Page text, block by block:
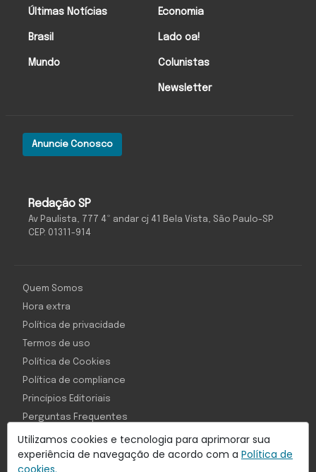
Utilizamos cookies e tecnologia para aprimorar sua
experiência de navegação de acordo com a Política de
cookies.
Redação SP
Av Paulista, 777 4º andar cj 41 Bela Vista, São Paulo-SP
CEP: 01311-914
Anuncie Conosco
Últimas Notícias
Brasil
Mundo
Economia
Lado oa!
Colunistas
Newsletter
Quem Somos
Hora extra
Política de privacidade
Termos de uso
Política de Cookies
Política de compliance
Princípios Editoriais
Perguntas Frequentes